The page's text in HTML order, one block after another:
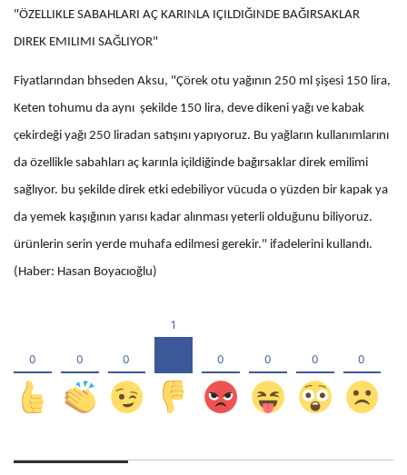
"ÖZELLIKLE SABAHLARI AÇ KARINLA IÇILDIĞINDE BAĞIRSAKLAR
DIREK EMILIMI SAĞLIYOR"
Fiyatlarından bhseden Aksu, "Çörek otu yağının 250 ml şişesi 150 lira,
Keten tohumu da aynı şekilde 150 lira, deve dikeni yağı ve kabak
çekirdeği yağı 250 liradan satışını yapıyoruz. Bu yağların kullanımlarını
da özellikle sabahları aç karınla içildiğinde bağırsaklar direk emilimi
sağlıyor. bu şekilde direk etki edebiliyor vücuda o yüzden bir kapak ya
da yemek kaşığının yarısı kadar alınması yeterli olduğunu biliyoruz.
ürünlerin serin yerde muhafa edilmesi gerekir." ifadelerini kullandı.
(Haber: Hasan Boyacıoğlu)